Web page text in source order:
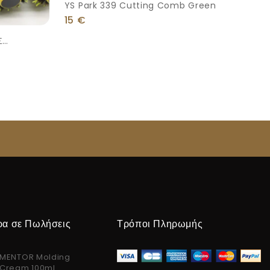
YS Park 339 Cutting Comb Green
15 €
σε Πωλήσεις
MENTOR Molding
Τρόποι Πληρωμής